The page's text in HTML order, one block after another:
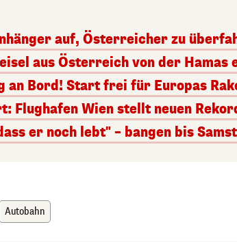
auf, Österreicher zu
aus Österreich von der Hamas
an Bord! Start frei für Europas
Flughafen Wien stellt neuen
er noch lebt" – bangen bis
Autobahn